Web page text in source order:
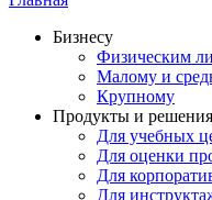
Бизнесу
Физическим
Малому и
Крупному
Продукты и решения
Для учебных
Для оценки
Для
Для